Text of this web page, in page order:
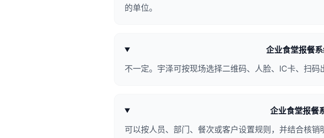
的单位。
企业食堂报餐
不一定。宇泽可按现场选择二维码、人脸、IC卡、扫码
企业食堂报餐
可以按人员、部门、餐次或客户设置规则，并结合核销